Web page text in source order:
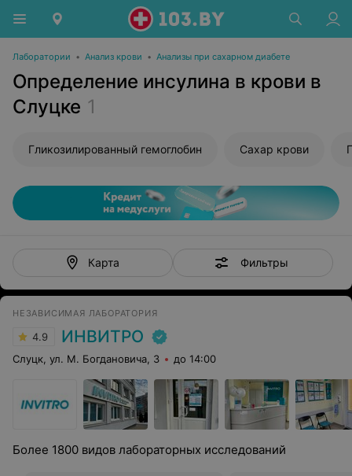
Лаборатории • Анализ крови • Анализы при сахарном диабете
Определение инсулина в крови в
Слуцке 1
Гликозилированный гемоглобин Сахар крови
Карта Фильтры
НЕЗАВИСИМАЯ ЛАБОРАТОРИЯ
4.9 ИНВИТРО
Слуцк, ул. М. Богдановича, 3 до 14:00
Более 1800 видов лабораторных исследований